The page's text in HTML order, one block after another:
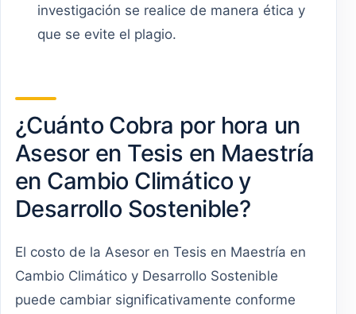
investigación se realice de manera ética y
que se evite el plagio.
¿Cuánto Cobra por hora un
Asesor en Tesis en Maestría
en Cambio Climático y
Desarrollo Sostenible?
El costo de la Asesor en Tesis en Maestría en
Cambio Climático y Desarrollo Sostenible
puede cambiar significativamente conforme